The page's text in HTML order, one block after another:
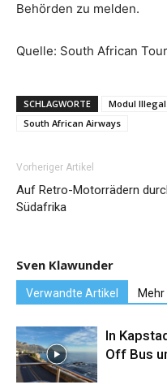
Behörden zu melden.
Quelle: South African
SCHLAGWORTE
Modul
South African Airways
Vorheriger Artikel
Auf Retro-Motorrädern
Südafrika
Sven Klawunder
Verwandte Artikel
In
Off Bus